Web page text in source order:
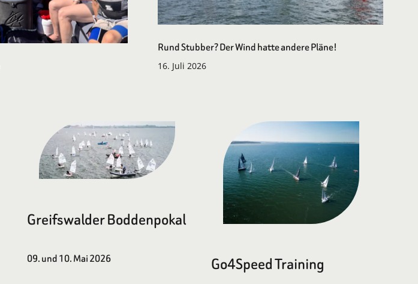
Rund Stubber? Der Wind hatte andere Pläne!
16. Juli 2026
Greifswalder Boddenpokal
09. und 10. Mai 2026 Go4Speed Training